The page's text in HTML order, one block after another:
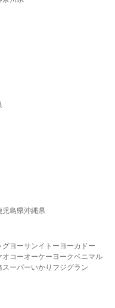
児島県沖縄県
グヨーサンイトーヨーカドー
オコーオーケー ヨークベニマル
スーパーいかり フジグラン